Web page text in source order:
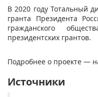
В 2020 году Тотальный
гранта Президента
гражданского
президентских грантов.
Подробнее о проекте —
Источники